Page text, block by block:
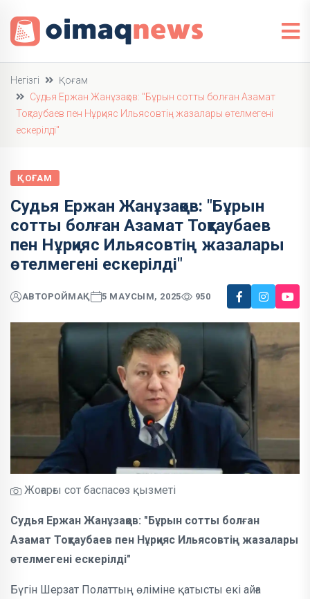
Негізгі
Қоғам
Судья Ержан Жанұзақов: "Бұрын сотты болған Азамат
Тоқтаубаев пен Нұрқияс Ильясовтің жазалары өтелмегені
ескерілді"
ҚОҒАМ
Судья Ержан Жанұзақов: "Бұрын
сотты болған Азамат Тоқтаубаев
пен Нұрқияс Ильясовтің жазалары
өтелмегені ескерілді"
АВТОРОЙМАҚ 5 МАУСЫМ, 2025 950
Жоғарғы сот баспасөз қызметі
Судья Ержан Жанұзақов: "Бұрын сотты болған
Азамат Тоқтаубаев пен Нұрқияс Ильясовтің жазалары
өтелмегені ескерілді"
Бүгін Шерзат Полаттың өліміне қатысты екі айға